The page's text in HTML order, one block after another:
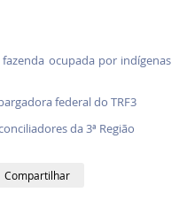
ocupada por indígenas
federal do TRF3
da 3ª Região
Compartilhar